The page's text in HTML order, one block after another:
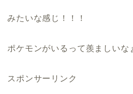
みたいな感じ！！！
ポケモンがいるって羨ましいな
スポンサーリンク